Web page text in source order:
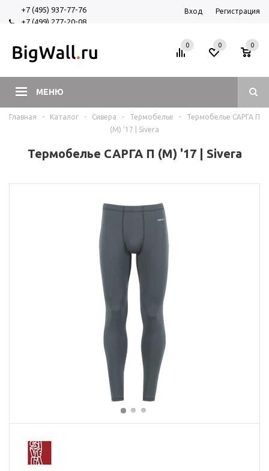
+7 (495) 937-77-76
+7 (499) 277-20-08
Вход Регистрация
МЕНЮ
0 0
0
Главная - Каталог - Сивера - Термобелье -
Термобелье САРГА П
(М) '17 | Sivera
Термобелье САРГА П (М) '17 | Sivera